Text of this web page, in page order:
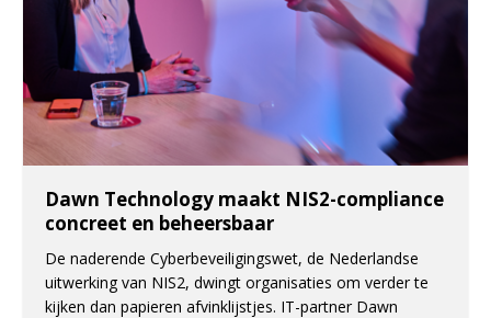
Dawn Technology maakt NIS2-compliance
concreet en beheersbaar
De naderende Cyberbeveiligingswet, de Nederlandse
uitwerking van NIS2, dwingt organisaties om verder te
kijken dan papieren afvinklijstjes. IT-partner Dawn